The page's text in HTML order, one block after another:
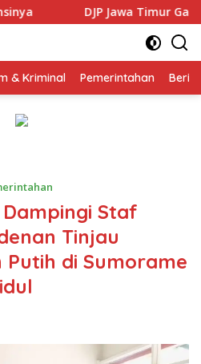
Gandeng GP Ansor Tingkatkan
& Kriminal Pemerintahan
Staf
Tinjau
Putih di Sumorame